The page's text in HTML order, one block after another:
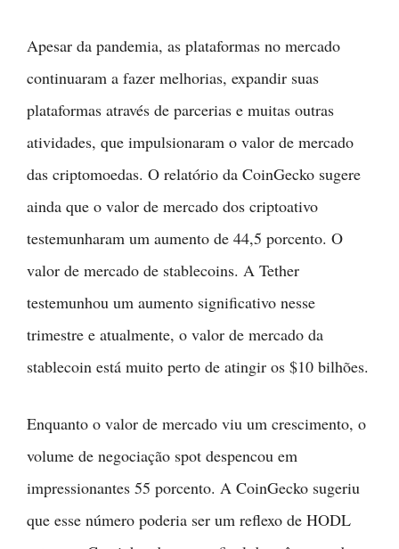
Apesar da pandemia, as plataformas no mercado
continuaram a fazer melhorias, expandir suas
plataformas através de parcerias e muitas outras
atividades, que impulsionaram o valor de mercado
das criptomoedas. O relatório da CoinGecko sugere
ainda que o valor de mercado dos criptoativo
testemunharam um aumento de 44,5 porcento. O
valor de mercado de stablecoins. A Tether
testemunhou um aumento significativo nesse
trimestre e atualmente, o valor de mercado da
stablecoin está muito perto de atingir os $10 bilhões.
Enquanto o valor de mercado viu um crescimento, o
volume de negociação spot despencou em
impressionantes 55 porcento. A CoinGecko sugeriu
que esse número poderia ser um reflexo de HODL